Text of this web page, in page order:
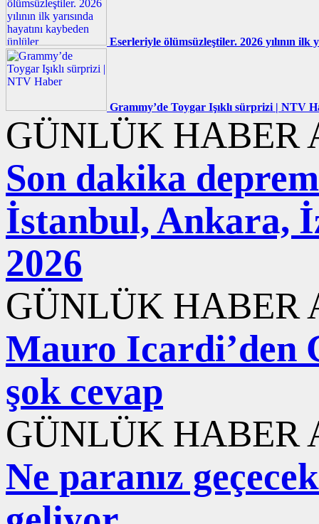
Eserleriyle ölümsüzleştiler. 2026 yılının ilk
Grammy’de Toygar Işıklı sürprizi | NTV
GÜNLÜK HABER
Son dakika
İstanbul, Ankara,
2026
GÜNLÜK HABER
Mauro Icardi’den
şok cevap
GÜNLÜK HABER
Ne paranız